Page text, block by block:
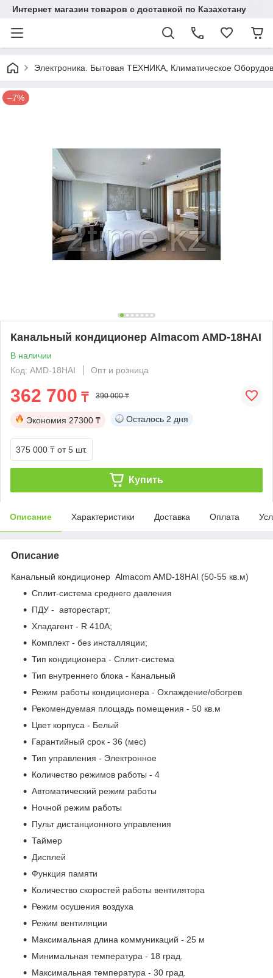
Интернет магазин товаров с доставкой по Казахстану
Электроника. Бытовая ТЕХНИКА, Климатическое
–7%
Канальный кондиционер Almacom AМD-18HАI
В наличии
Код: AМD-18HАI
Опт и розница
362 700 ₸ 390 000 ₸
Экономия 27300 ₸ Осталось 2 дня
375 000 ₸ от 5 шт.
Купить
Описание Характеристики Доставка Оплата
Описание
Канальный кондиционер Almacom AМD-18HАI (50-55 кв.м)
Сплит-система среднего давления
ПДУ - авторестарт;
Хладагент - R 410А;
Комплект - без инсталляции;
Тип кондиционера - Сплит-система
Тип внутреннего блока - Канальный
Режим работы кондиционера - Охлаждение/обогрев
Рекомендуемая площадь помещения - 50 кв.м
Цвет корпуса - Белый
Гарантийный срок - 36 (мес)
Тип управления - Электронное
Количество режимов работы - 4
Автоматический режим работы
Ночной режим работы
Пульт дистанционного управления
Таймер
Дисплей
Функция памяти
Количество скоростей работы вентилятора
Режим осушения воздуха
Режим вентиляции
Максимальная длина коммуникаций - 25 м
Минимальная температура - 18 град.
Максимальная температура - 30 град.